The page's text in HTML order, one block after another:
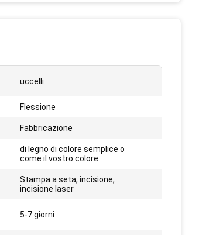
uccelli
Flessione
Fabbricazione
di legno di colore semplice o
come il vostro colore
Stampa a seta, incisione,
incisione laser
5-7 giorni